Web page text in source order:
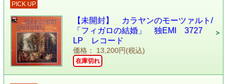
PICK UP
【未開封】 カラヤンのモーツァルト/
「フィガロの結婚」 独EMI 3727
LP レコード
価格： 13,200円(税込)
在庫切れ